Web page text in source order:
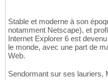
Stable et moderne à son
notamment Netscape), et
Internet Explorer 6 est
le monde, avec une part de
Web.
Sendormant sur ses lauriers,